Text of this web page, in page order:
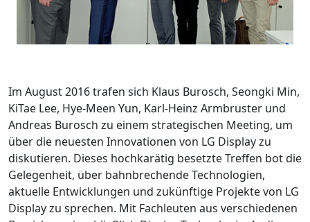
Im August 2016 trafen sich Klaus Burosch, Seongki Min,
KiTae Lee, Hye-Meen Yun, Karl-Heinz Armbruster und
Andreas Burosch zu einem strategischen Meeting, um
über die neuesten Innovationen von LG Display zu
diskutieren. Dieses hochkarätig besetzte Treffen bot die
Gelegenheit, über bahnbrechende Technologien,
aktuelle Entwicklungen und zukünftige Projekte von LG
Display zu sprechen. Mit Fachleuten aus verschiedenen